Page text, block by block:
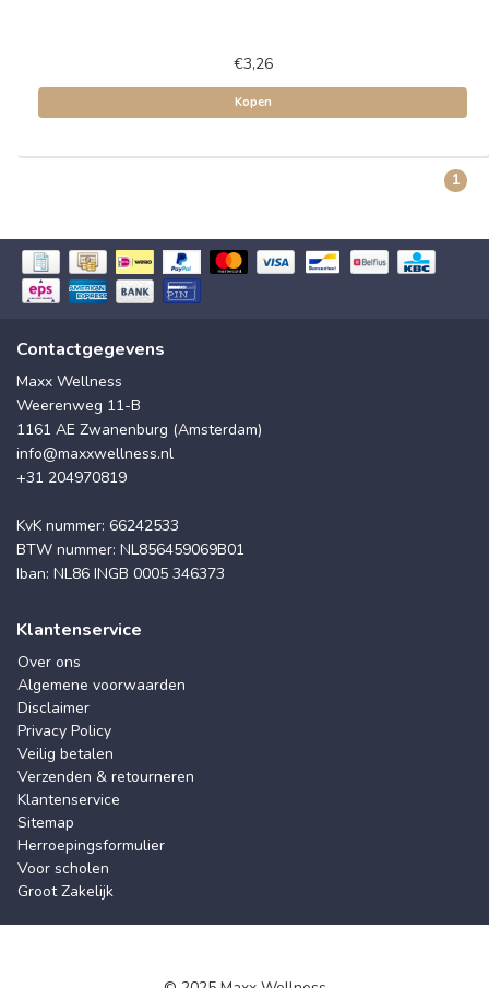
€3,26
Kopen
1
Contactgegevens
Maxx Wellness
Weerenweg 11-B
1161 AE Zwanenburg (Amsterdam)
info@maxxwellness.nl
+31 204970819
KvK nummer: 66242533
BTW nummer: NL856459069B01
Iban: NL86 INGB 0005 346373
Klantenservice
Over ons
Algemene voorwaarden
Disclaimer
Privacy Policy
Veilig betalen
Verzenden & retourneren
Klantenservice
Sitemap
Herroepingsformulier
Voor scholen
Groot Zakelijk